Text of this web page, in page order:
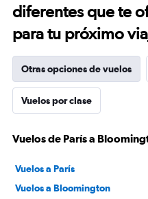
diferentes que te
para tu próximo
Otras opciones de vuelos
Vuelos por clase
Vuelos de París a
Vuelos a París
Vuelos a Bloomington